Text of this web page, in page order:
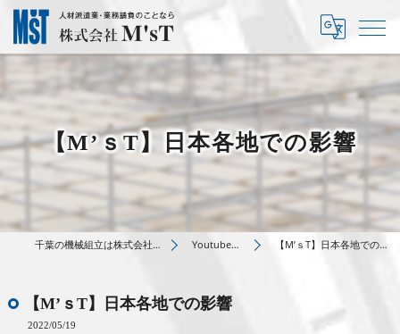
【M’ｓT】日本各地での影響
千葉の機械組立は株式会社M’sT Youtube動画 【M’ｓT】日本各地での影響
【M’ｓT】日本各地での影響
2022/05/19